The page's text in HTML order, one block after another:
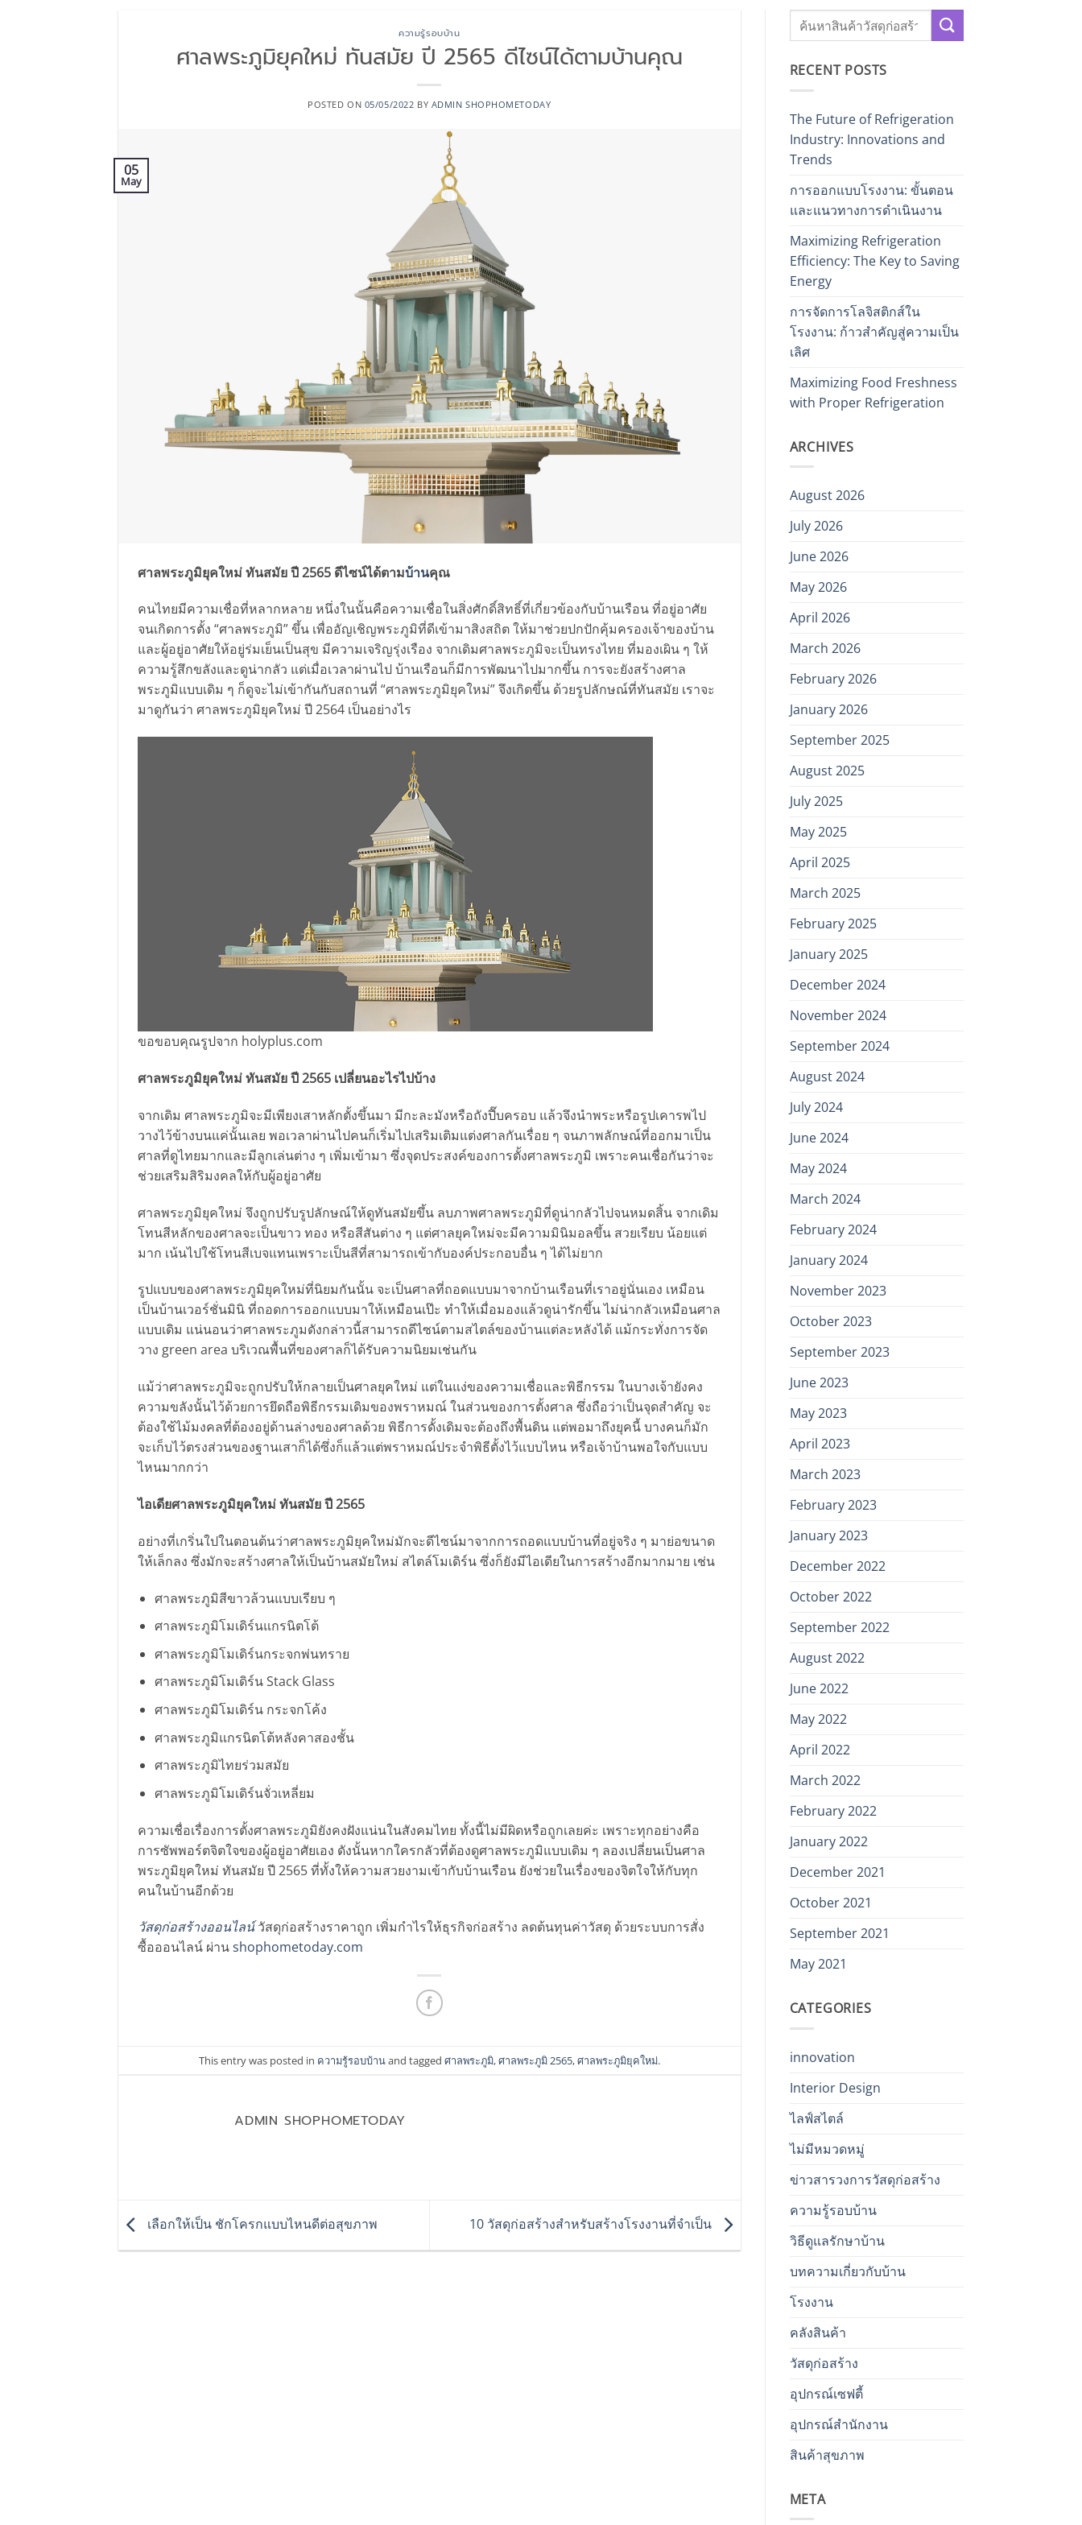
ความรู้รอบบ้าน
ศาลพระภูมิยุคใหม่ ทันสมัย ปี 2565 ดีไซน์ได้ตามบ้านคุณ
POSTED ON 05/05/2022 BY ADMIN SHOPHOMETODAY
05
May
ศาลพระภูมิยุคใหม่ ทันสมัย ปี 2565 ดีไซน์ได้ตามบ้านคุณ
คนไทยมีความเชื่อที่หลากหลาย หนึ่งในนั้นคือความเชื่อในสิ่งศักดิ์สิทธิ์ที่เกี่ยวข้องกับบ้านเรือน ที่อยู่อาศัย
จนเกิดการตั้ง “ศาลพระภูมิ” ขึ้น เพื่ออัญเชิญพระภูมิที่ดีเข้ามาสิงสถิต ให้มาช่วยปกปักคุ้มครองเจ้าของบ้าน
และผู้อยู่อาศัยให้อยู่ร่มเย็นเป็นสุข มีความเจริญรุ่งเรือง จากเดิมศาลพระภูมิจะเป็นทรงไทย ที่มองเผิน ๆ ให้
ความรู้สึกขลังและดูน่ากลัว แต่เมื่อเวลาผ่านไป บ้านเรือนก็มีการพัฒนาไปมากขึ้น การจะยังสร้างศาล
พระภูมิแบบเดิม ๆ ก็ดูจะไม่เข้ากันกับสถานที่ “ศาลพระภูมิยุคใหม่” จึงเกิดขึ้น ด้วยรูปลักษณ์ที่ทันสมัย เราจะ
มาดูกันว่า ศาลพระภูมิยุคใหม่ ปี 2564 เป็นอย่างไร
ขอขอบคุณรูปจาก holyplus.com
ศาลพระภูมิยุคใหม่ ทันสมัย ปี 2565 เปลี่ยนอะไรไปบ้าง
จากเดิม ศาลพระภูมิจะมีเพียงเสาหลักตั้งขึ้นมา มีกะละมังหรือถังปี๊บครอบ แล้วจึงนำพระหรือรูปเคารพไป
วางไว้ข้างบนแค่นั้นเลย พอเวลาผ่านไปคนก็เริ่มไปเสริมเติมแต่งศาลกันเรื่อย ๆ จนภาพลักษณ์ที่ออกมาเป็น
ศาลที่ดูไทยมากและมีลูกเล่นต่าง ๆ เพิ่มเข้ามา ซึ่งจุดประสงค์ของการตั้งศาลพระภูมิ เพราะคนเชื่อกันว่าจะ
ช่วยเสริมสิริมงคลให้กับผู้อยู่อาศัย
ศาลพระภูมิยุคใหม่ จึงถูกปรับรูปลักษณ์ให้ดูทันสมัยขึ้น ลบภาพศาลพระภูมิที่ดูน่ากลัวไปจนหมดสิ้น จากเดิม
โทนสีหลักของศาลจะเป็นขาว ทอง หรือสีสันต่าง ๆ แต่ศาลยุคใหม่จะมีความมินิมอลขึ้น สวยเรียบ น้อยแต่
มาก เน้นไปใช้โทนสีเบจแทนเพราะเป็นสีที่สามารถเข้ากับองค์ประกอบอื่น ๆ ได้ไม่ยาก
รูปแบบของศาลพระภูมิยุคใหม่ที่นิยมกันนั้น จะเป็นศาลที่ถอดแบบมาจากบ้านเรือนที่เราอยู่นั่นเอง เหมือน
เป็นบ้านเวอร์ชั่นมินิ ที่ถอดการออกแบบมาให้เหมือนเป๊ะ ทำให้เมื่อมองแล้วดูน่ารักขึ้น ไม่น่ากลัวเหมือนศาล
แบบเดิม แน่นอนว่าศาลพระภูมดังกล่าวนี้สามารถดีไซน์ตามสไตล์ของบ้านแต่ละหลังได้ แม้กระทั่งการจัด
วาง green area บริเวณพื้นที่ของศาลก็ได้รับความนิยมเช่นกัน
แม้ว่าศาลพระภูมิจะถูกปรับให้กลายเป็นศาลยุคใหม่ แต่ในแง่ของความเชื่อและพิธีกรรม ในบางเจ้ายังคง
ความขลังนั้นไว้ด้วยการยึดถือพิธีกรรมเดิมของพราหมณ์ ในส่วนของการตั้งศาล ซึ่งถือว่าเป็นจุดสำคัญ จะ
ต้องใช้ไม้มงคลที่ต้องอยู่ด้านล่างของศาลด้วย พิธีการดั้งเดิมจะต้องถึงพื้นดิน แต่พอมาถึงยุคนี้ บางคนก็มัก
จะเก็บไว้ตรงส่วนของฐานเสาก็ได้ซึ่งก็เเล้วแต่พราหมณ์ประจำพิธีตั้งไว้แบบไหน หรือเจ้าบ้านพอใจกับแบบ
ไหนมากกว่า
ไอเดียศาลพระภูมิยุคใหม่ ทันสมัย ปี 2565
อย่างที่เกริ่นใปในตอนต้นว่าศาลพระภูมิยุคใหม่มักจะดีไซน์มาจากการถอดแบบบ้านที่อยู่จริง ๆ มาย่อขนาด
ให้เล็กลง ซึ่งมักจะสร้างศาลให้เป็นบ้านสมัยใหม่ สไตล์โมเดิร์น ซึ่งก็ยังมีไอเดียในการสร้างอีกมากมาย เช่น
ศาลพระภูมิสีขาวล้วนแบบเรียบ ๆ
ศาลพระภูมิโมเดิร์นแกรนิตโต้
ศาลพระภูมิโมเดิร์นกระจกพ่นทราย
ศาลพระภูมิโมเดิร์น Stack Glass
ศาลพระภูมิโมเดิร์น กระจกโค้ง
ศาลพระภูมิแกรนิตโต้หลังคาสองชั้น
ศาลพระภูมิไทยร่วมสมัย
ศาลพระภูมิโมเดิร์นจั่วเหลี่ยม
ความเชื่อเรื่องการตั้งศาลพระภูมิยังคงฝังแน่นในสังคมไทย ทั้งนี้ไม่มีผิดหรือถูกเลยค่ะ เพราะทุกอย่างคือ
การซัพพอร์ตจิตใจของผู้อยู่อาศัยเอง ดังนั้นหากใครกลัวที่ต้องดูศาลพระภูมิแบบเดิม ๆ ลองเปลี่ยนเป็นศาล
พระภูมิยุคใหม่ ทันสมัย ปี 2565 ที่ทั้งให้ความสวยงามเข้ากับบ้านเรือน ยังช่วยในเรื่องของจิตใจให้กับทุก
คนในบ้านอีกด้วย
วัสดุก่อสร้างออนไลน์ วัสดุก่อสร้างราคาถูก เพิ่มกำไรให้ธุรกิจก่อสร้าง ลดต้นทุนค่าวัสดุ ด้วยระบบการสั่ง
ซื้อออนไลน์ ผ่านshophometoday.com
This entry was posted in ความรู้รอบบ้านand tagged ศาลพระภูมิ,ศาลพระภูมิ 2565,ศาลพระภูมิยุคใหม่.
ADMIN SHOPHOMETODAY
เลือกให้เป็น ชักโครกแบบไหนดีต่อสุขภาพ 10 วัสดุก่อสร้างสำหรับสร้างโรงงานที่จำเป็น
RECENT POSTS
The Future of Refrigeration
Industry: Innovations and
Trends
การออกแบบโรงงาน: ขั้นตอน
และแนวทางการดำเนินงาน
Maximizing Refrigeration
Efficiency: The Key to Saving
Energy
การจัดการโลจิสติกส์ใน
โรงงาน: ก้าวสำคัญสู่ความเป็น
เลิศ
Maximizing Food Freshness
with Proper Refrigeration
ARCHIVES
August 2026
July 2026
June 2026
May 2026
April 2026
March 2026
February 2026
January 2026
September 2025
August 2025
July 2025
May 2025
April 2025
March 2025
February 2025
January 2025
December 2024
November 2024
September 2024
August 2024
July 2024
June 2024
May 2024
March 2024
February 2024
January 2024
November 2023
October 2023
September 2023
June 2023
May 2023
April 2023
March 2023
February 2023
January 2023
December 2022
October 2022
September 2022
August 2022
June 2022
May 2022
April 2022
March 2022
February 2022
January 2022
December 2021
October 2021
September 2021
May 2021
CATEGORIES
innovation
Interior Design
ไลฟ์สไตล์
ไม่มีหมวดหมู่
ข่าวสารวงการวัสดุก่อสร้าง
ความรู้รอบบ้าน
วิธีดูแลรักษาบ้าน
บทความเกี่ยวกับบ้าน
โรงงาน
คลังสินค้า
วัสดุก่อสร้าง
อุปกรณ์เซฟตี้
อุปกรณ์สำนักงาน
สินค้าสุขภาพ
META